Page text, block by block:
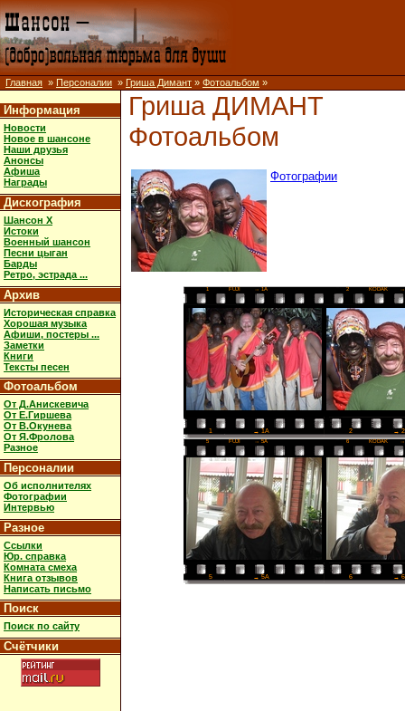
Главная » Персоналии » Гриша Димант » Фотоальбом »
Информация
Новости
Новое в шансоне
Наши друзья
Анонсы
Афиша
Награды
Дискография
Шансон X
Истоки
Военный шансон
Песни цыган
Барды
Ретро, эстрада ...
Архив
Историческая справка
Хорошая музыка
Афиши, постеры ...
Заметки
Книги
Тексты песен
Фотоальбом
От Д.Анискевича
От Е.Гиршева
От В.Окунева
От Я.Фролова
Разное
Персоналии
Об исполнителях
Фотографии
Интервью
Разное
Ссылки
Юр. справка
Комната смеха
Книга отзывов
Написать письмо
Поиск
Поиск по сайту
Счётчики
Гриша ДИМАНТ
Фотоальбом
Фотографии
1 FUJI → 1A 2 KODAK →
1 → 1A 2 →
5 FUJI → 5A 6 KODAK →
5 → 5A 6 →